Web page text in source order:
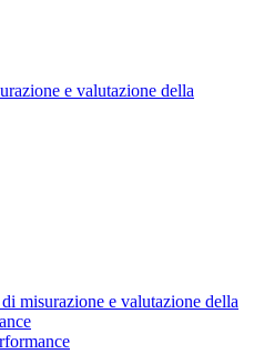
e valutazione della
di misurazione e valutazione della